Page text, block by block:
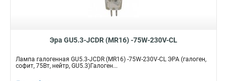
Эра GU5.3-JCDR (MR16) -75W-230V-CL
Лампа галогенная GU5.3-JCDR (MR16) -75W-230V-CL ЭРА (галоген,
софит, 75Вт, нейтр, GU5.3)Галоген...